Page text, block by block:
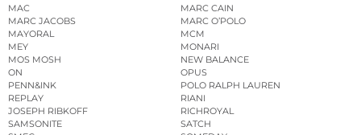
MAC
MARC CAIN
MARC JACOBS
MARC O’POLO
MAYORAL
MCM
MEY
MONARI
MOS MOSH
NEW BALANCE
ON
OPUS
PENN&INK
POLO RALPH LAUREN
REPLAY
RIANI
JOSEPH RIBKOFF
RICHROYAL
SAMSONITE
SATCH